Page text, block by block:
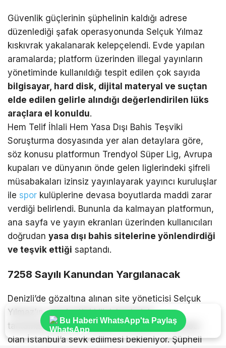
Güvenlik güçlerinin şüphelinin kaldığı adrese
düzenlediği şafak operasyonunda Selçuk Yılmaz
kıskıvrak yakalanarak kelepçelendi. Evde yapılan
aramalarda; platform üzerinden illegal yayınların
yönetiminde kullanıldığı tespit edilen çok sayıda
bilgisayar, hard disk, dijital materyal ve suçtan
elde edilen gelirle alındığı değerlendirilen lüks
araçlara el konuldu.
Hem Telif İhlali Hem Yasa Dışı Bahis Teşviki
Soruşturma dosyasında yer alan detaylara göre,
söz konusu platformun Trendyol Süper Lig, Avrupa
kupaları ve dünyanın önde gelen liglerindeki şifreli
müsabakaları izinsiz yayınlayarak yayıncı kuruluşlar
ile spor kulüplerine devasa boyutlarda maddi zarar
verdiği belirlendi. Bununla da kalmayan platformun,
ana sayfa ve yayın ekranları üzerinden kullanıcıları
doğrudan yasa dışı bahis sitelerine yönlendirdiği
ve teşvik ettiği saptandı.
7258 Sayılı Kanundan Yargılanacak
Denizli’de gözaltına alınan site yöneticisi Selçuk
Yılmaz’ın, emniyetteki ilk işlemlerinin
tamamlanmasının ardından soruşturma merkezi
olan İstanbul’a sevk edilmesi bekleniyor. Şüpheli
Bu Haberi WhatsApp'ta Paylaş